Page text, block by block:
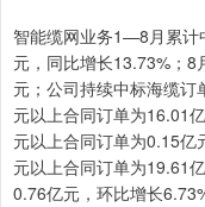
智能缆网业务1—8月累计
元，同比增长13.73%；
元；公司持续中标海缆
元以上合同订单为16.01
元以上合同订单为0.15
元以上合同订单为19.61
0.76亿元，环比增长